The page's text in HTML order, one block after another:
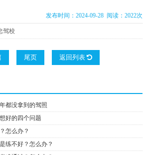
发布时间：2024-09-28 阅读：2022次
驾校
尾页 返回列表
都没拿到的驾照
好的四个问题
怎么办？
练不好？怎么办？